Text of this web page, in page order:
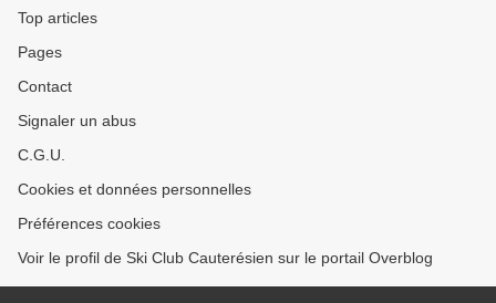
Top articles
Pages
Contact
Signaler un abus
C.G.U.
Cookies et données personnelles
Préférences cookies
Voir le profil de Ski Club Cauterésien sur le portail Overblog